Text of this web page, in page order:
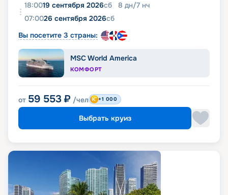
18:0019 сентября 2026сб 8 дн/7 нч
07:0026 сентября 2026сб
Вы посетите 3 страны:
MSC World America
КОМФОРТ
от 59 553 ₽ /чел +1 000
Выбрать круиз